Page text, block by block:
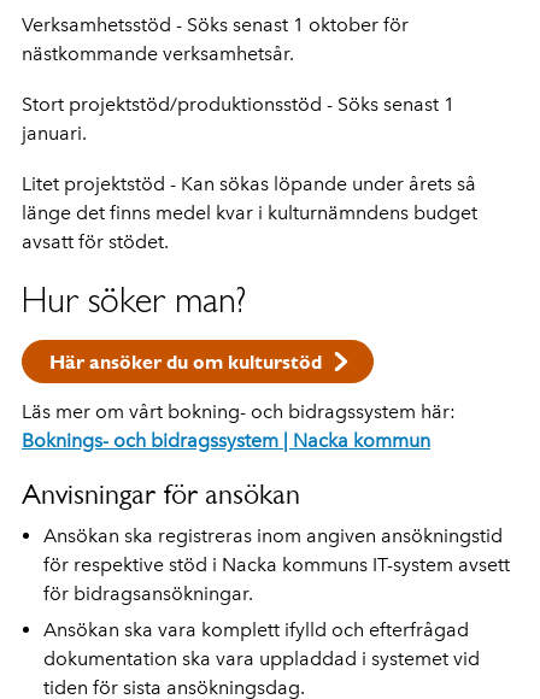
Verksamhetsstöd - Söks senast 1 oktober för
nästkommande verksamhetsår.
Stort projektstöd/produktionsstöd - Söks senast 1
januari.
Litet projektstöd - Kan sökas löpande under årets så
länge det finns medel kvar i kulturnämndens budget
avsatt för stödet.
Hur söker man?
Här ansöker du om kulturstöd
Läs mer om vårt bokning- och bidragssystem här:
Boknings- och bidragssystem | Nacka kommun
Anvisningar för ansökan
Ansökan ska registreras inom angiven ansökningstid
för respektive stöd i Nacka kommuns IT-system avsett
för bidragsansökningar.
Ansökan ska vara komplett ifylld och efterfrågad
dokumentation ska vara uppladdad i systemet vid
tiden för sista ansökningsdag.